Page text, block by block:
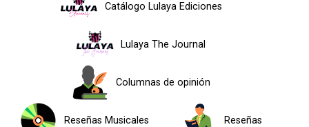
Catálogo Lulaya Ediciones
Lulaya The Journal
Columnas de opinión
Reseñas Musicales Reseñas